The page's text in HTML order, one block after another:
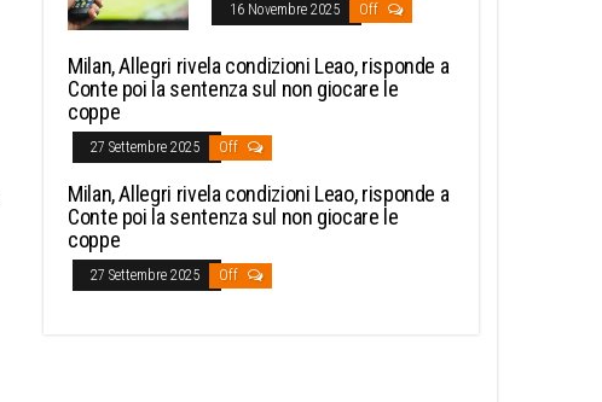
16 Novembre 2025 Off
Milan, Allegri rivela condizioni Leao, risponde a
Conte poi la sentenza sul non giocare le
coppe
27 Settembre 2025 Off
Milan, Allegri rivela condizioni Leao, risponde a
Conte poi la sentenza sul non giocare le
coppe
27 Settembre 2025 Off